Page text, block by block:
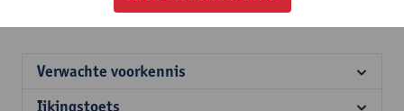
belangrijke eerste stap.
Verwachte voorkennis
Ijkingstoets